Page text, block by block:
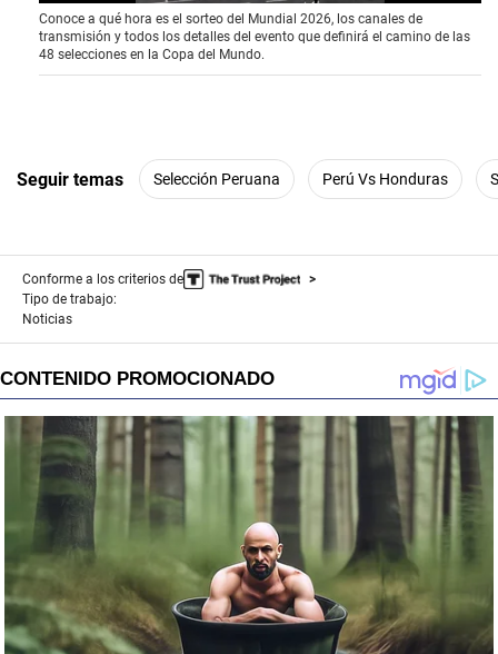
0
o
f
4
1
d
Conoce a qué hora es el sorteo del Mundial 2026, los canales de
transmisión y todos los detalles del evento que definirá el camino de las
48 selecciones en la Copa del Mundo.
Seguir temas Selección Peruana Perú Vs Honduras
Conforme a los criterios de
Tipo de trabajo:
Noticias